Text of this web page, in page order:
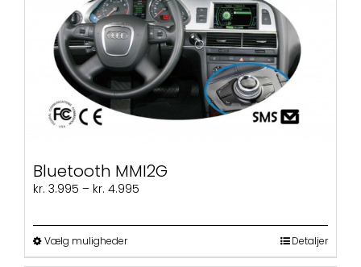
Mulighederne
kan
vælges
på
varesiden
Bluetooth MMI2G
kr. 3.995 – kr. 4.995
Vælg mulighederDette
vare
Detaljer